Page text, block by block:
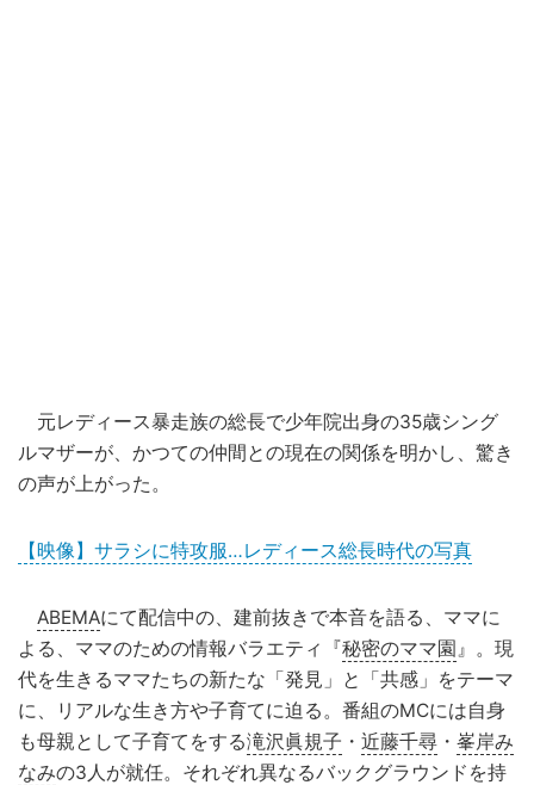
元レディース暴走族の総長で少年院出身の35歳シング
ルマザーが、かつての仲間との現在の関係を明かし、驚き
の声が上がった。
【映像】サラシに特攻服…レディース総長時代の写真
ABEMAにて配信中の、建前抜きで本音を語る、ママに
よる、ママのための情報バラエティ『秘密のママ園 』。現
代を生きるママたちの新たな「発見」と「共感」をテーマ
に、リアルな生き方や子育てに迫る。番組のMCには自身
も母親として子育てをする滝沢眞規子 ・ 近藤千尋 ・ 峯岸み
なみの3人が就任。それぞれ異なるバックグラウンドを持